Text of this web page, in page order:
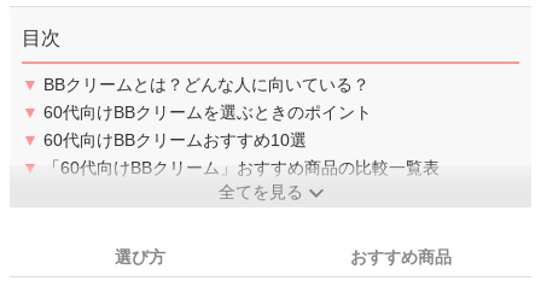
目次
▼ BBクリームとは？どんな人に向いている？
▼ 60代向けBBクリームを選ぶときのポイント
▼ 60代向けBBクリームおすすめ10選
▼
「60代向けBBクリーム」おすすめ商品の比較一覧表
全てを見る
選び方 おすすめ商品